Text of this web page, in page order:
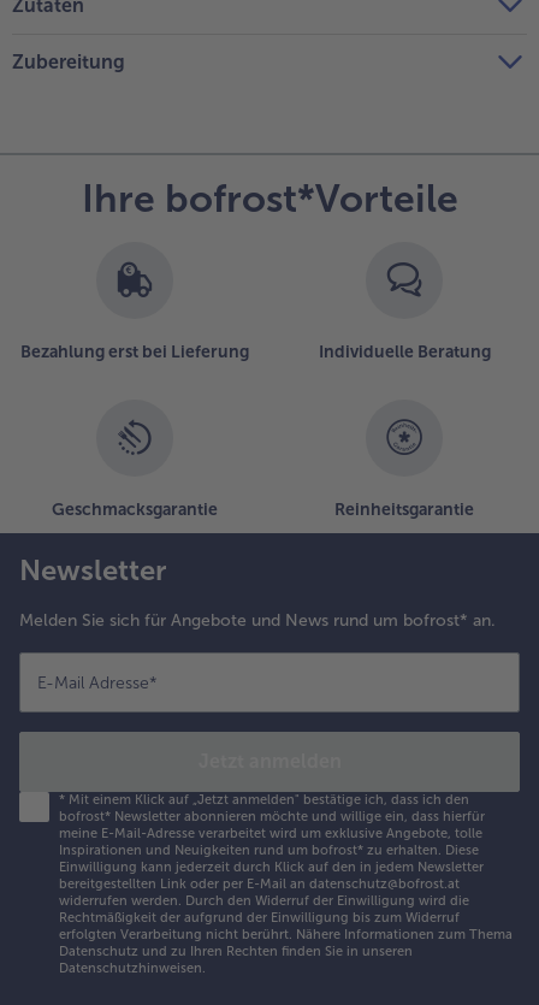
Zutaten
Zubereitung
Ihre bofrost*Vorteile
Bezahlung erst bei Lieferung Individuelle Beratung
Geschmacksgarantie Reinheitsgarantie
Newsletter
Melden Sie sich für Angebote und News rund um bofrost* an.
E-Mail Adresse*
* Mit einem Klick auf „Jetzt anmelden" bestätige ich, dass ich den
bofrost* Newsletter abonnieren möchte und willige ein, dass hierfür
meine E-Mail-Adresse verarbeitet wird um exklusive Angebote, tolle
Inspirationen und Neuigkeiten rund um bofrost* zu erhalten. Diese
Einwilligung kann jederzeit durch Klick auf den in jedem Newsletter
bereitgestellten Link oder per E-Mail an datenschutz@bofrost.at
widerrufen werden. Durch den Widerruf der Einwilligung wird die
Rechtmäßigkeit der aufgrund der Einwilligung bis zum Widerruf
erfolgten Verarbeitung nicht berührt. Nähere Informationen zum Thema
Datenschutz und zu Ihren Rechten finden Sie in unseren
Datenschutzhinweisen.